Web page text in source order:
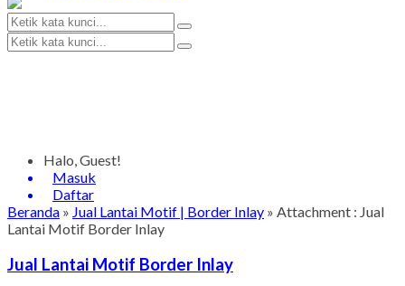
Halo, Guest!
Masuk
Daftar
Beranda » Jual Lantai Motif | Border Inlay » Attachment : Jual
Lantai Motif Border Inlay
Jual Lantai Motif Border Inlay